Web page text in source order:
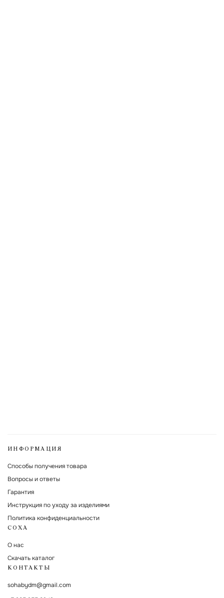
ИНФОРМАЦИЯ
Способы получения товара
Вопросы и ответы
Гарантия
Инструкция по уходу за изделиями
Политика конфиденциальности
СОХА
О нас
Скачать каталог
КОНТАКТЫ
sohabydm@gmail.com